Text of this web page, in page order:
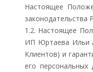
Настоящее
законодательства
1.2. Настоящее
ИП Юртаева Ильи
Клиентов) и
его